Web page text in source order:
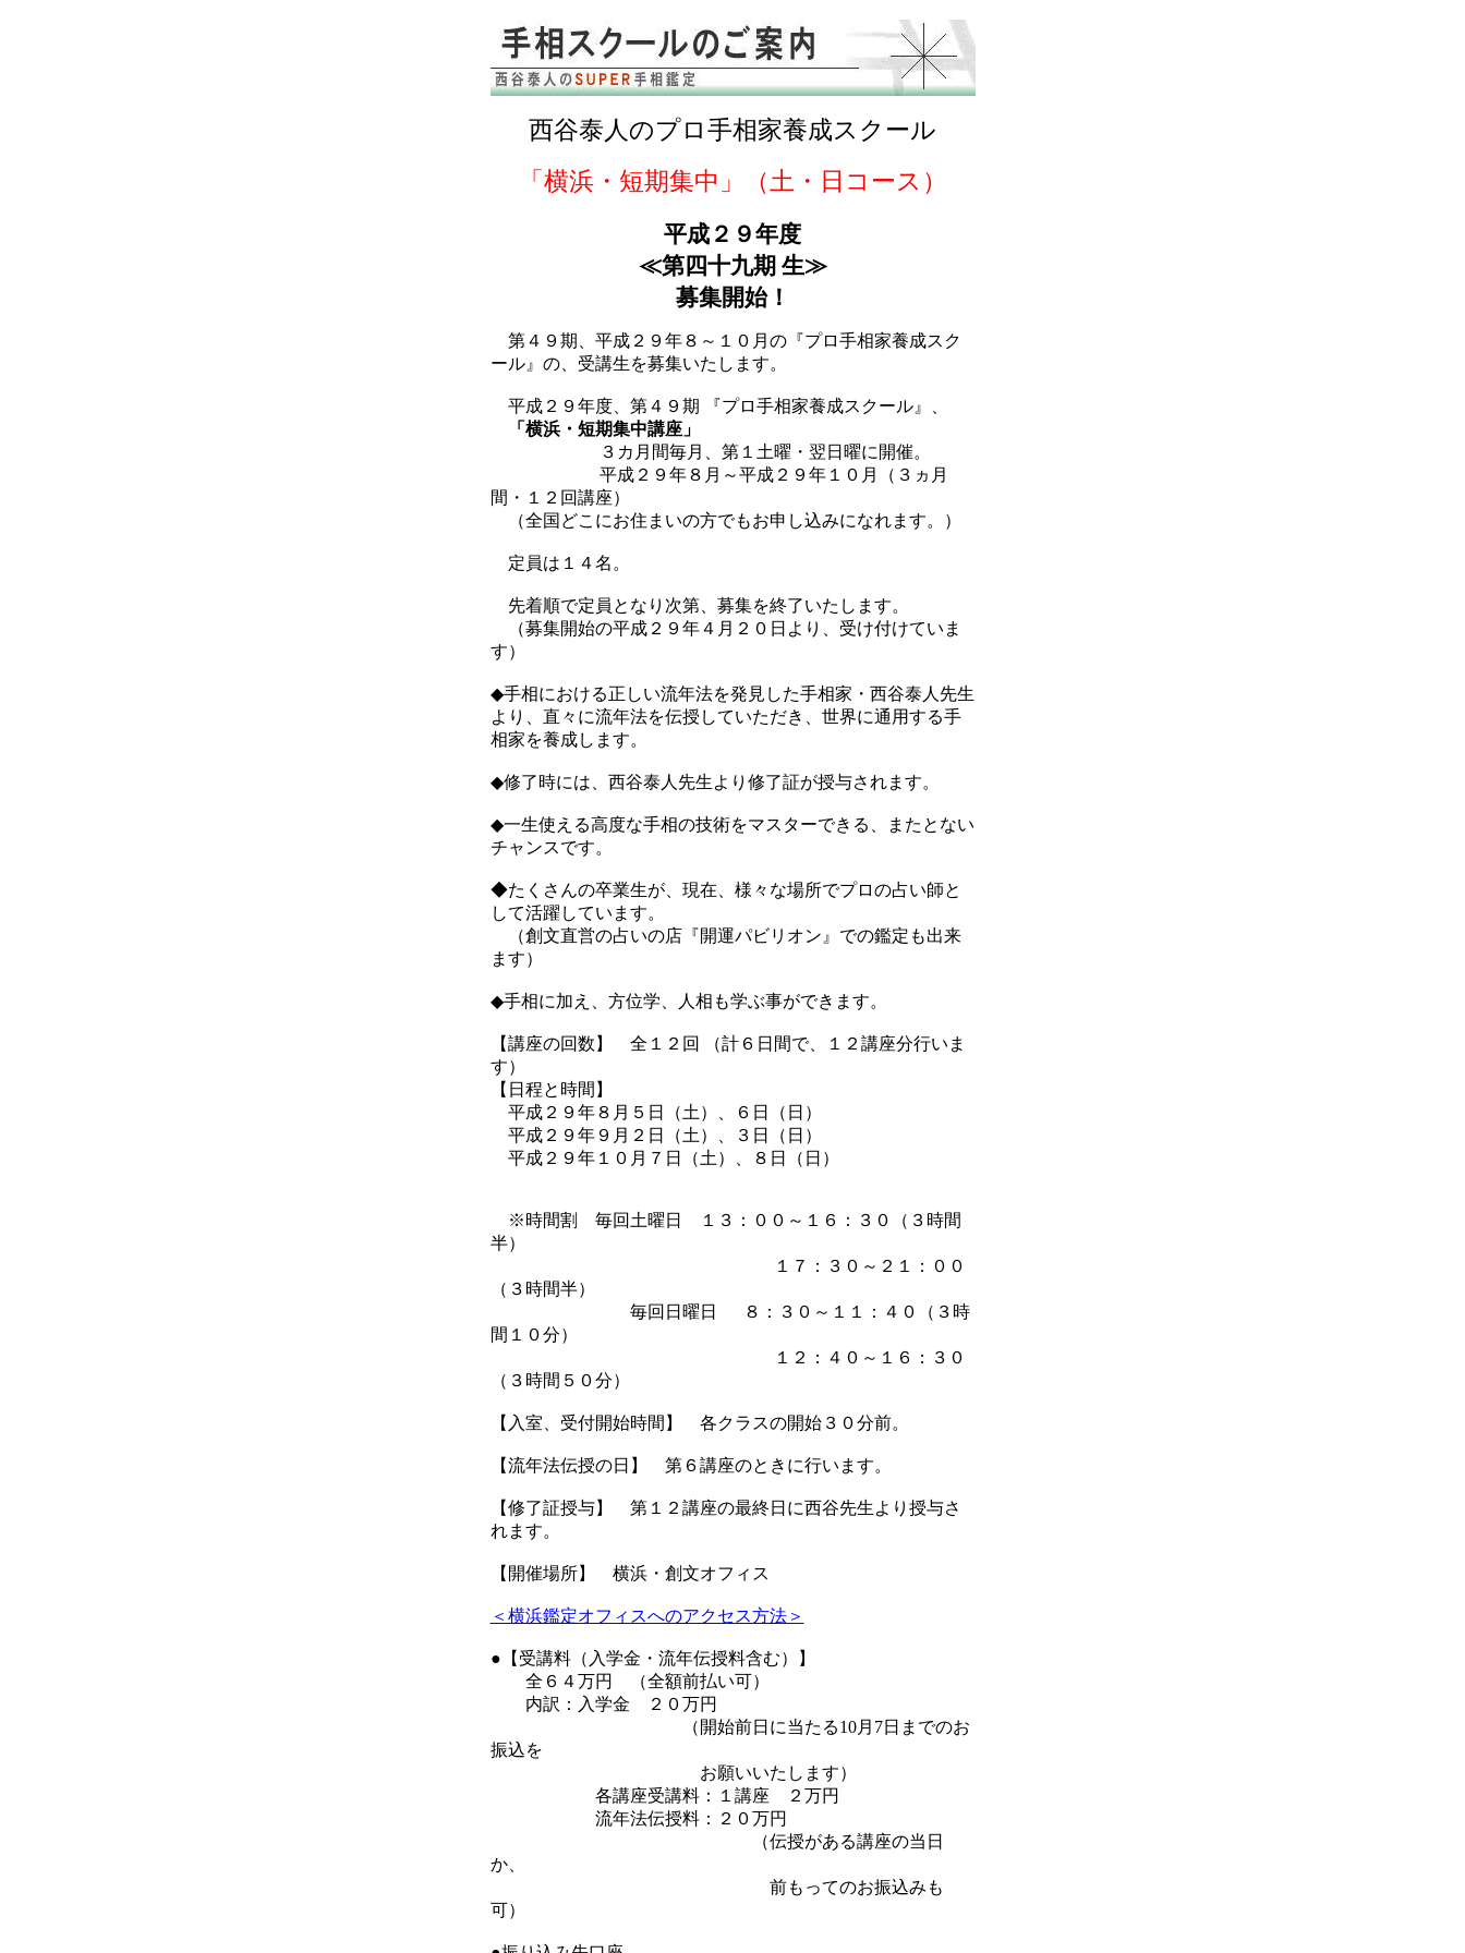
西谷泰人のプロ手相家養成スクール
「横浜・短期集中」（土・日コース）
平成２９年度
≪第四十九期 生≫
募集開始！
第４９期、平成２９年８～１０月の『プロ手相家養成スク
ール』の、受講生を募集いたします。
平成２９年度、第４９期 『プロ手相家養成スクール』、
「横浜・短期集中講座」
３カ月間毎月、第１土曜・翌日曜に開催。
平成２９年８月～平成２９年１０月（３ヵ月
間・１２回講座）
（全国どこにお住まいの方でもお申し込みになれます。）
定員は１４名。
先着順で定員となり次第、募集を終了いたします。
（募集開始の平成２９年４月２０日より、受け付けていま
す）
◆手相における正しい流年法を発見した手相家・西谷泰人先生
より、直々に流年法を伝授していただき、世界に通用する手
相家を養成します。
◆修了時には、西谷泰人先生より修了証が授与されます。
◆一生使える高度な手相の技術をマスターできる、またとない
チャンスです。
◆たくさんの卒業生が、現在、様々な場所でプロの占い師と
して活躍しています。
（創文直営の占いの店『開運パビリオン』での鑑定も出来
ます）
◆手相に加え、方位学、人相も学ぶ事ができます。
【講座の回数】 全１２回 （計６日間で、１２講座分行いま
す）
【日程と時間】
平成２９年８月５日（土）、６日（日）
平成２９年９月２日（土）、３日（日）
平成２９年１０月７日（土）、８日（日）
※時間割 毎回土曜日 １３：００～１６：３０（３時間
半）
１７：３０～２１：００
（３時間半）
毎回日曜日 ８：３０～１１：４０（３時
間１０分）
１２：４０～１６：３０
（３時間５０分）
【入室、受付開始時間】 各クラスの開始３０分前。
【流年法伝授の日】 第６講座のときに行います。
【修了証授与】 第１２講座の最終日に西谷先生より授与さ
れます。
【開催場所】 横浜・創文オフィス
＜横浜鑑定オフィスへのアクセス方法＞
●【受講料（入学金・流年伝授料含む）】
全６４万円 （全額前払い可）
内訳：入学金 ２０万円
（開始前日に当たる10月7日までのお
振込を
お願いいたします）
各講座受講料：１講座 ２万円
流年法伝授料：２０万円
（伝授がある講座の当日
か、
前もってのお振込みも
可）